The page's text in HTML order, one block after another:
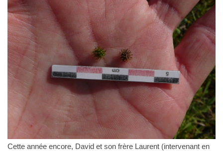
Cette année encore, David et son frère Laurent (intervenant en